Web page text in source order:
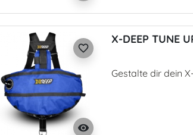
visibility
favorite_border
X-DEEP TUNE
Gestalte dir dein